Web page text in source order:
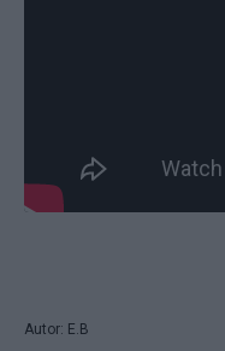
Autor: E.B